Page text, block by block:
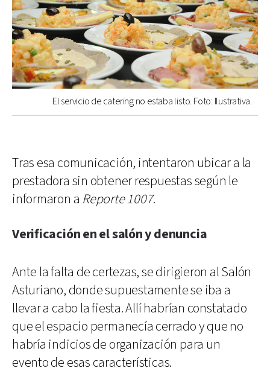
El servicio de catering no estaba listo. Foto: Ilustrativa.
Tras esa comunicación, intentaron ubicar a la
prestadora sin obtener respuestas según le
informaron a Reporte 1007.
Verificación en el salón y denuncia
Ante la falta de certezas, se dirigieron al Salón
Asturiano, donde supuestamente se iba a
llevar a cabo la fiesta. Allí habrían constatado
que el espacio permanecía cerrado y que no
habría indicios de organización para un
evento de esas características.